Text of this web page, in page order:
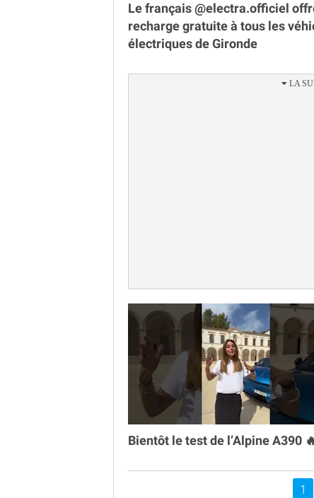
Le français @electra.officiel
recharge gratuite à tous les
électriques de Gironde
Bientôt le test de l’Alpine A390
1